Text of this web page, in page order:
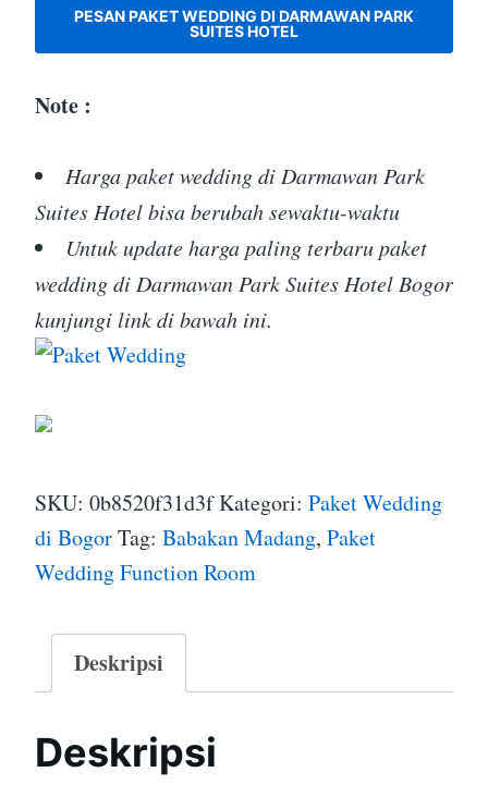
PESAN PAKET WEDDING DI DARMAWAN PARK
SUITES HOTEL
Note :
Harga paket wedding di Darmawan Park
Suites Hotel bisa berubah sewaktu-waktu
Untuk update harga paling terbaru paket
wedding di Darmawan Park Suites Hotel Bogor
kunjungi link di bawah ini.
SKU: 0b8520f31d3fKategori: Paket Wedding
di BogorTag: Babakan Madang, Paket
Wedding Function Room
Deskripsi
Deskripsi